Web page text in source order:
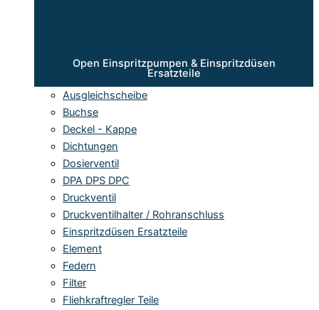
Open Einspritzpumpen & Einspritzdüsen
Ersatzteile
Ausgleichscheibe
Buchse
Deckel - Kappe
Dichtungen
Dosierventil
DPA DPS DPC
Druckventil
Druckventilhalter / Rohranschluss
Einspritzdüsen Ersatzteile
Element
Federn
Filter
Fliehkraftregler Teile